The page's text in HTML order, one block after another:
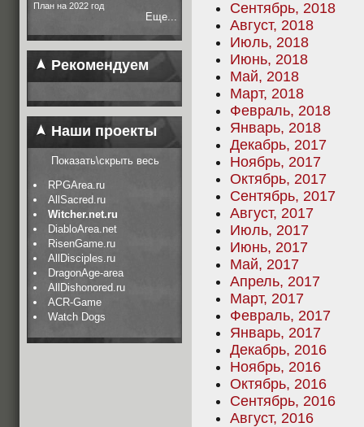
План на 2022 год
Еще...
Рекомендуем
Наши проекты
Показать\скрыть весь
RPGArea.ru
AllSacred.ru
Witcher.net.ru
DiabloArea.net
RisenGame.ru
AllDisciples.ru
DragonAge-area
AllDishonored.ru
ACR-Game
Watch Dogs
Сентябрь, 2018
Август, 2018
Июль, 2018
Июнь, 2018
Май, 2018
Март, 2018
Февраль, 2018
Январь, 2018
Декабрь, 2017
Ноябрь, 2017
Октябрь, 2017
Сентябрь, 2017
Август, 2017
Июль, 2017
Июнь, 2017
Май, 2017
Апрель, 2017
Март, 2017
Февраль, 2017
Январь, 2017
Декабрь, 2016
Ноябрь, 2016
Октябрь, 2016
Сентябрь, 2016
Август, 2016